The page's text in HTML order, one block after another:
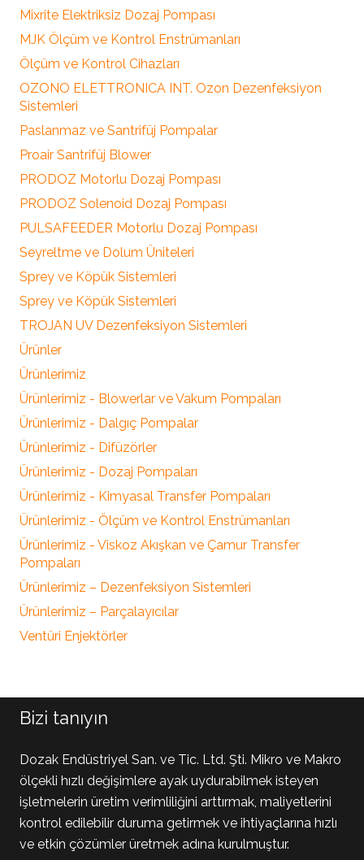
Mixrite Elektriksiz Dozaj Pompası
MJK Ölçüm ve Kontrol Enstrümanları
Ölçüm ve Kontrol Cihazları
OZONO ELETTRONICA INT. Ozon Dezenfeksiyon
Sistemleri
Paslanmaz ve Santrifüj Pompalar
Proair Santrifüj Blower
PRODOZ Motorlu Dozaj Pompası
PRODOZ Solenoid Dozaj Pompası
PULSAFEEDER Motorlu Dozaj Pompası
Seyreltme ve Dolum Üniteleri
Sprey ve Köpük Sistemleri
Sprey ve Köpük Sistemleri
TROJAN UV Dezenfeksiyon Sistemleri
Ürünler
Ürünlerimiz
Ürünlerimiz - Blowerlar ve Vakum Pompaları
Ürünlerimiz - Dalgıç Pompalar
Ürünlerimiz - Difüzörler
Ürünlerimiz - Dozaj Pompaları
Ürünlerimiz - Kimyasal Transfer Pompaları
Ürünlerimiz - Ölçüm ve Kontrol Enstrümanları
Ürünlerimiz - Viskoz Akışkan ve Çamur Transfer
Pompaları
Ürünlerimiz – Dezenfeksiyon Sistemleri
Ürünlerimiz – Parçalayıcılar
Ventüri Enjektörler
Bizi tanıyın
Dozak Endüstriyel San. ve Tic. Ltd. Şti. Mikro ve Makro
ölçekli hızlı değişimlere ayak uydurabilmek isteyen
işletmelerin üretim verimliliğini arttırmak, maliyetlerini
kontrol edilebilir duruma getirmek ve ihtiyaçlarına hızlı
ve etkin çözümler üretmek adına kurulmuştur.